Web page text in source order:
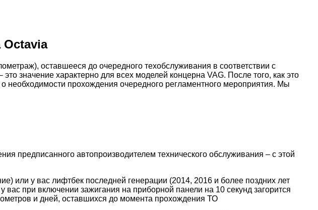
Octavia
оставшееся до очередного техобслуживания в соответствии с
значение характерно для всех моделей концерна VAG. После того, как это
необходимости прохождения очередного регламентного мероприятия. Мы
предписанного автопроизводителем технического обслуживания – с этой
или у вас лифтбек последней генерации (2014, 2016 и более поздних лет
при включении зажигания на приборной панели на 10 секунд загорится
и дней, оставшихся до момента прохождения ТО